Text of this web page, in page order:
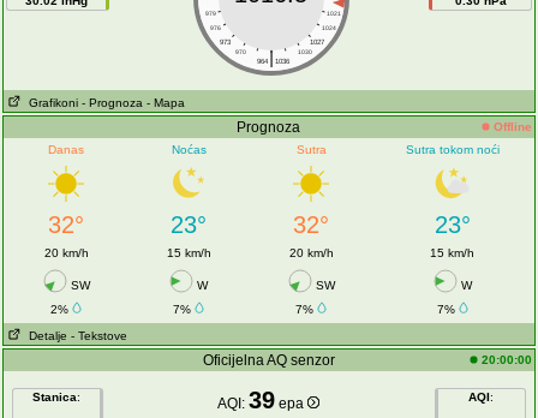
979
1021
976
1024
973
1027
970
1030
|
964 1036
Grafikoni - Prognoza - Mapa
Prognoza
Offline
Danas
Noćas Sutra Sutra tokom noći
32° 23° 32° 23°
20 km/h 15 km/h 20 km/h 15 km/h
SW W SW
W
2%
7% 7%
7%
Detalje - Tekstove
Oficijelna AQ senzor 20:00:00
Stanica: AQI:39 epa AQI: